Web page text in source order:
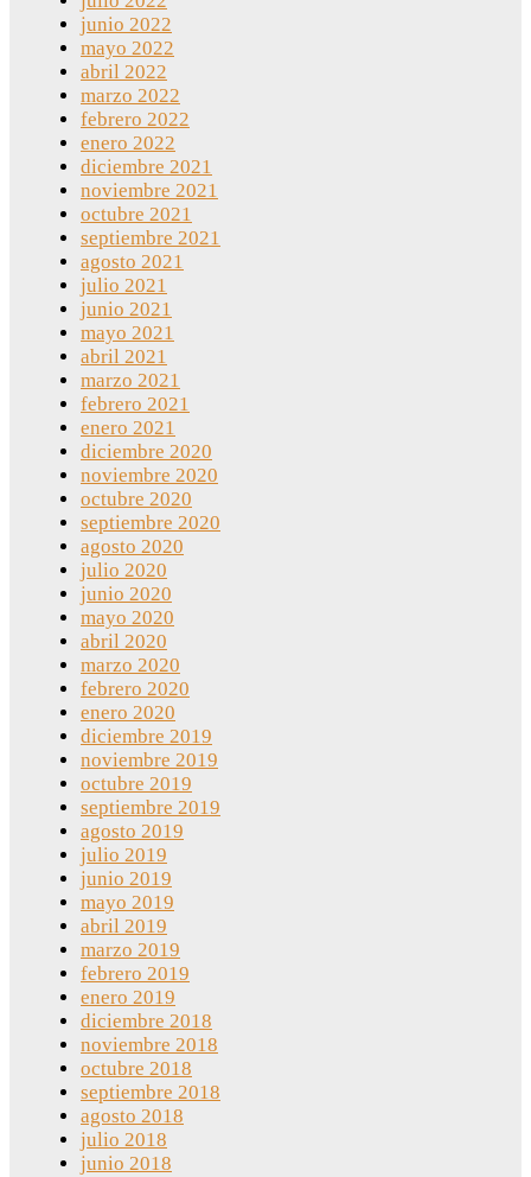
junio 2022
mayo 2022
abril 2022
marzo 2022
febrero 2022
enero 2022
diciembre 2021
noviembre 2021
octubre 2021
septiembre 2021
agosto 2021
julio 2021
junio 2021
mayo 2021
abril 2021
marzo 2021
febrero 2021
enero 2021
diciembre 2020
noviembre 2020
octubre 2020
septiembre 2020
agosto 2020
julio 2020
junio 2020
mayo 2020
abril 2020
marzo 2020
febrero 2020
enero 2020
diciembre 2019
noviembre 2019
octubre 2019
septiembre 2019
agosto 2019
julio 2019
junio 2019
mayo 2019
abril 2019
marzo 2019
febrero 2019
enero 2019
diciembre 2018
noviembre 2018
octubre 2018
septiembre 2018
agosto 2018
julio 2018
junio 2018